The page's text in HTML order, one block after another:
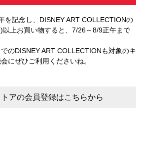
を記念し、DISNEY ART COLLECTIONの
上お買い物すると、7/26～8/9正午まで
のDISNEY ART COLLECTIONも対象のキ
にぜひご利用くださいね。
アの会員登録はこちらから